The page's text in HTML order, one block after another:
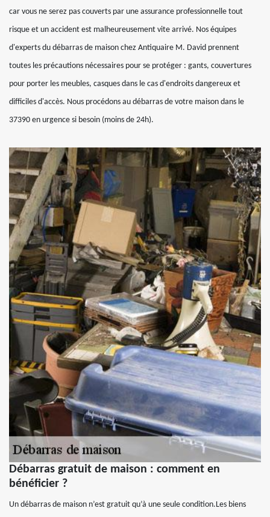
car vous ne serez pas couverts par une assurance professionnelle tout
risque et un accident est malheureusement vite arrivé. Nos équipes
d'experts du débarras de maison chez Antiquaire M. David prennent
toutes les précautions nécessaires pour se protéger : gants, couvertures
pour porter les meubles, casques dans le cas d'endroits dangereux et
difficiles d'accès. Nous procédons au débarras de votre maison dans le
37390 en urgence si besoin (moins de 24h).
Débarras gratuit de maison : comment en
bénéficier ?
Un débarras de maison n’est gratuit qu’à une seule condition.Les biens